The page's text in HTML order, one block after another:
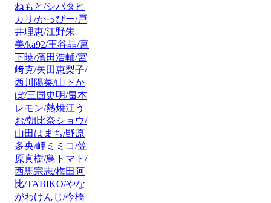
ねもと/シバタヒ
カリ/かっぴー/戸
井理恵/江野朱
美/ka92/王谷晶/宮
下暁/濱田浩輔/宮
﨑克/矢田恵梨子/
西川陽菜/山下か
ぼ/三国史明/畠本
レモン/熱焼江う
お/朝比奈ショウ/
山田はまち/野原
多央/岬ミミコ/笠
原真樹/鳥トマト/
西馬宗志/梅田阿
比/TABIKO/やな
がわけんじ/今橋